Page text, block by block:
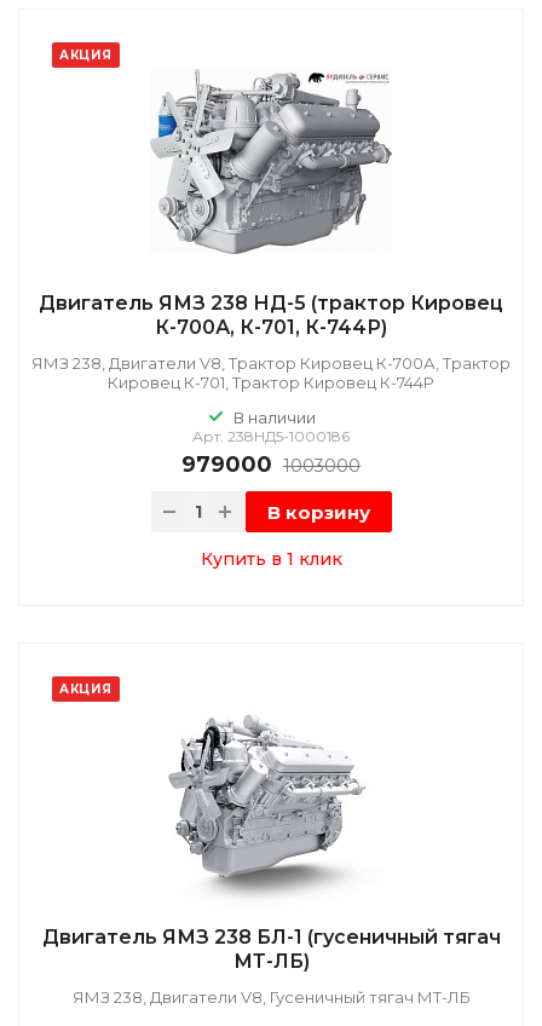
АКЦИЯ
Двигатель ЯМЗ 238 НД-5 (трактор Кировец
К-700А, К-701, К-744Р)
ЯМЗ 238, Двигатели V8, Трактор Кировец К-700А, Трактор
Кировец К-701, Трактор Кировец К-744Р
В наличии
Арт. 238НД5-1000186
979000 1003000
В корзину
Купить в 1 клик
АКЦИЯ
Двигатель ЯМЗ 238 БЛ-1 (гусеничный тягач
МТ-ЛБ)
ЯМЗ 238, Двигатели V8, Гусеничный тягач МТ-ЛБ